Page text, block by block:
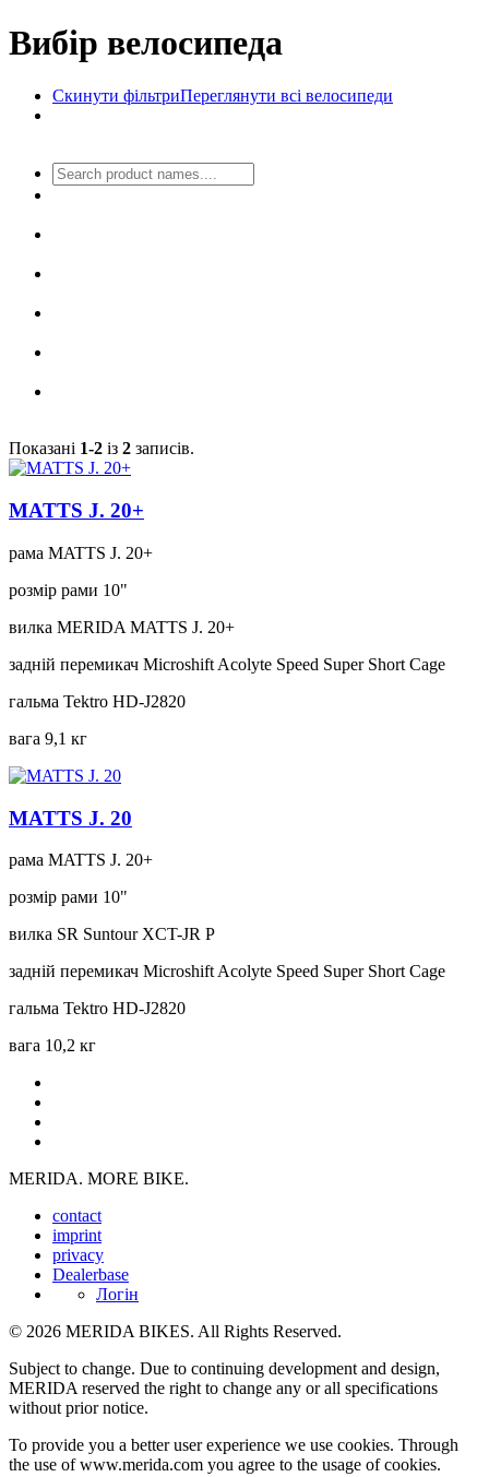
Вибір велосипеда
Скинути фільтриПереглянути всі велосипеди
Показані 1-2 із 2 записів.
MATTS J. 20+
рама MATTS J. 20+
розмір рами 10"
вилка MERIDA MATTS J. 20+
задній перемикач Microshift Acolyte Speed Super Short Cage
гальма Tektro HD-J2820
вага 9,1 кг
MATTS J. 20
рама MATTS J. 20+
розмір рами 10"
вилка SR Suntour XCT-JR P
задній перемикач Microshift Acolyte Speed Super Short Cage
гальма Tektro HD-J2820
вага 10,2 кг
MERIDA. MORE BIKE.
contact
imprint
privacy
Dealerbase
Логін
© 2026 MERIDA BIKES. All Rights Reserved.
Subject to change. Due to continuing development and design,
MERIDA reserved the right to change any or all specifications
without prior notice.
To provide you a better user experience we use cookies. Through
the use of www.merida.com you agree to the usage of cookies.